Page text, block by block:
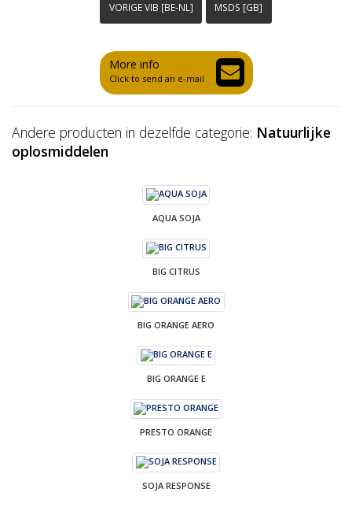
VORIGE VIB [BE-NL] MSDS [GB]
More info
Click to send an e-mail
Andere producten in dezelfde categorie: Natuurlijke
oplosmiddelen
AQUA SOJA
BIG CITRUS
BIG ORANGE AERO
BIG ORANGE E
PRESTO ORANGE
SOJA RESPONSE